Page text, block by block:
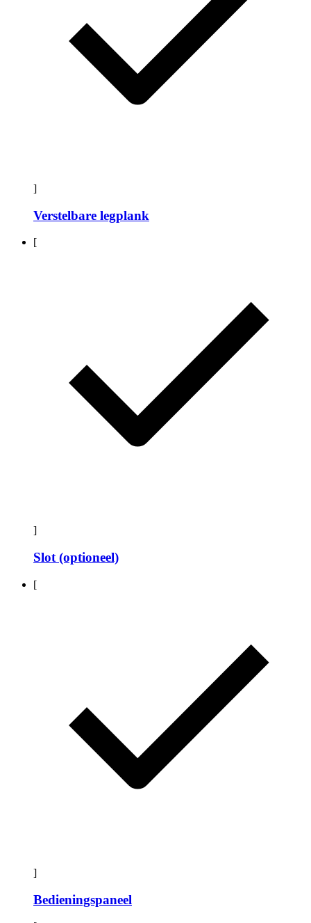
]
Verstelbare legplank
[
]
Slot (optioneel)
[
]
Bedieningspaneel